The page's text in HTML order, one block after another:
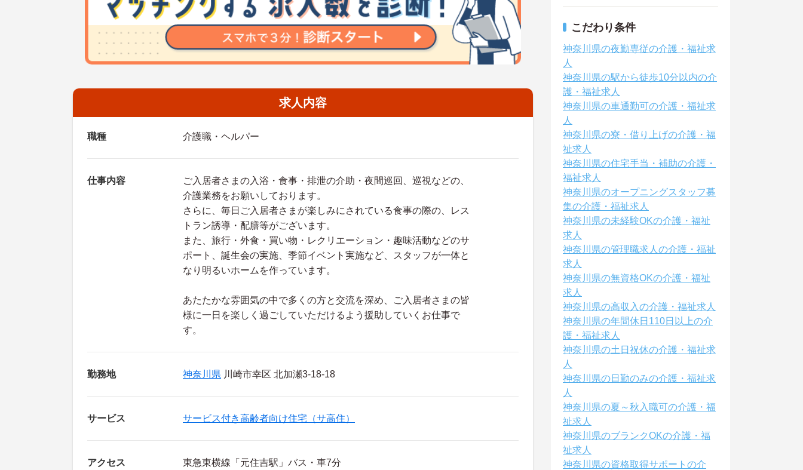
求人内容
職種 介護職・ヘルパー
仕事内容
ご入居者さまの入浴・食事・排泄の介助・夜間巡回、巡視などの、
介護業務をお願いしております。
さらに、毎日ご入居者さまが楽しみにされている食事の際の、レス
トラン誘導・配膳等がございます。
また、旅行・外食・買い物・レクリエーション・趣味活動などのサ
ポート、誕生会の実施、季節イベント実施など、スタッフが一体と
なり明るいホームを作っています。
あたたかな雰囲気の中で多くの方と交流を深め、ご入居者さまの皆
様に一日を楽しく過ごしていただけるよう援助していくお仕事で
す。
勤務地 神奈川県 川崎市幸区 北加瀬3-18-18
サービス サービス付き高齢者向け住宅（サ高住）
アクセス 東急東横線「元住吉駅」バス・車7分
こだわり条件
神奈川県の夜勤専従の介護・福祉求
人
神奈川県の駅から徒歩10分以内の介
護・福祉求人
神奈川県の車通勤可の介護・福祉求
人
神奈川県の寮・借り上げの介護・福
祉求人
神奈川県の住宅手当・補助の介護・
福祉求人
神奈川県のオープニングスタッフ募
集の介護・福祉求人
神奈川県の未経験OKの介護・福祉
求人
神奈川県の管理職求人の介護・福祉
求人
神奈川県の無資格OKの介護・福祉
求人
神奈川県の高収入の介護・福祉求人
神奈川県の年間休日110日以上の介
護・福祉求人
神奈川県の土日祝休の介護・福祉求
人
神奈川県の日勤のみの介護・福祉求
人
神奈川県の夏～秋入職可の介護・福
祉求人
神奈川県のブランクOKの介護・福
祉求人
神奈川県の資格取得サポートの介